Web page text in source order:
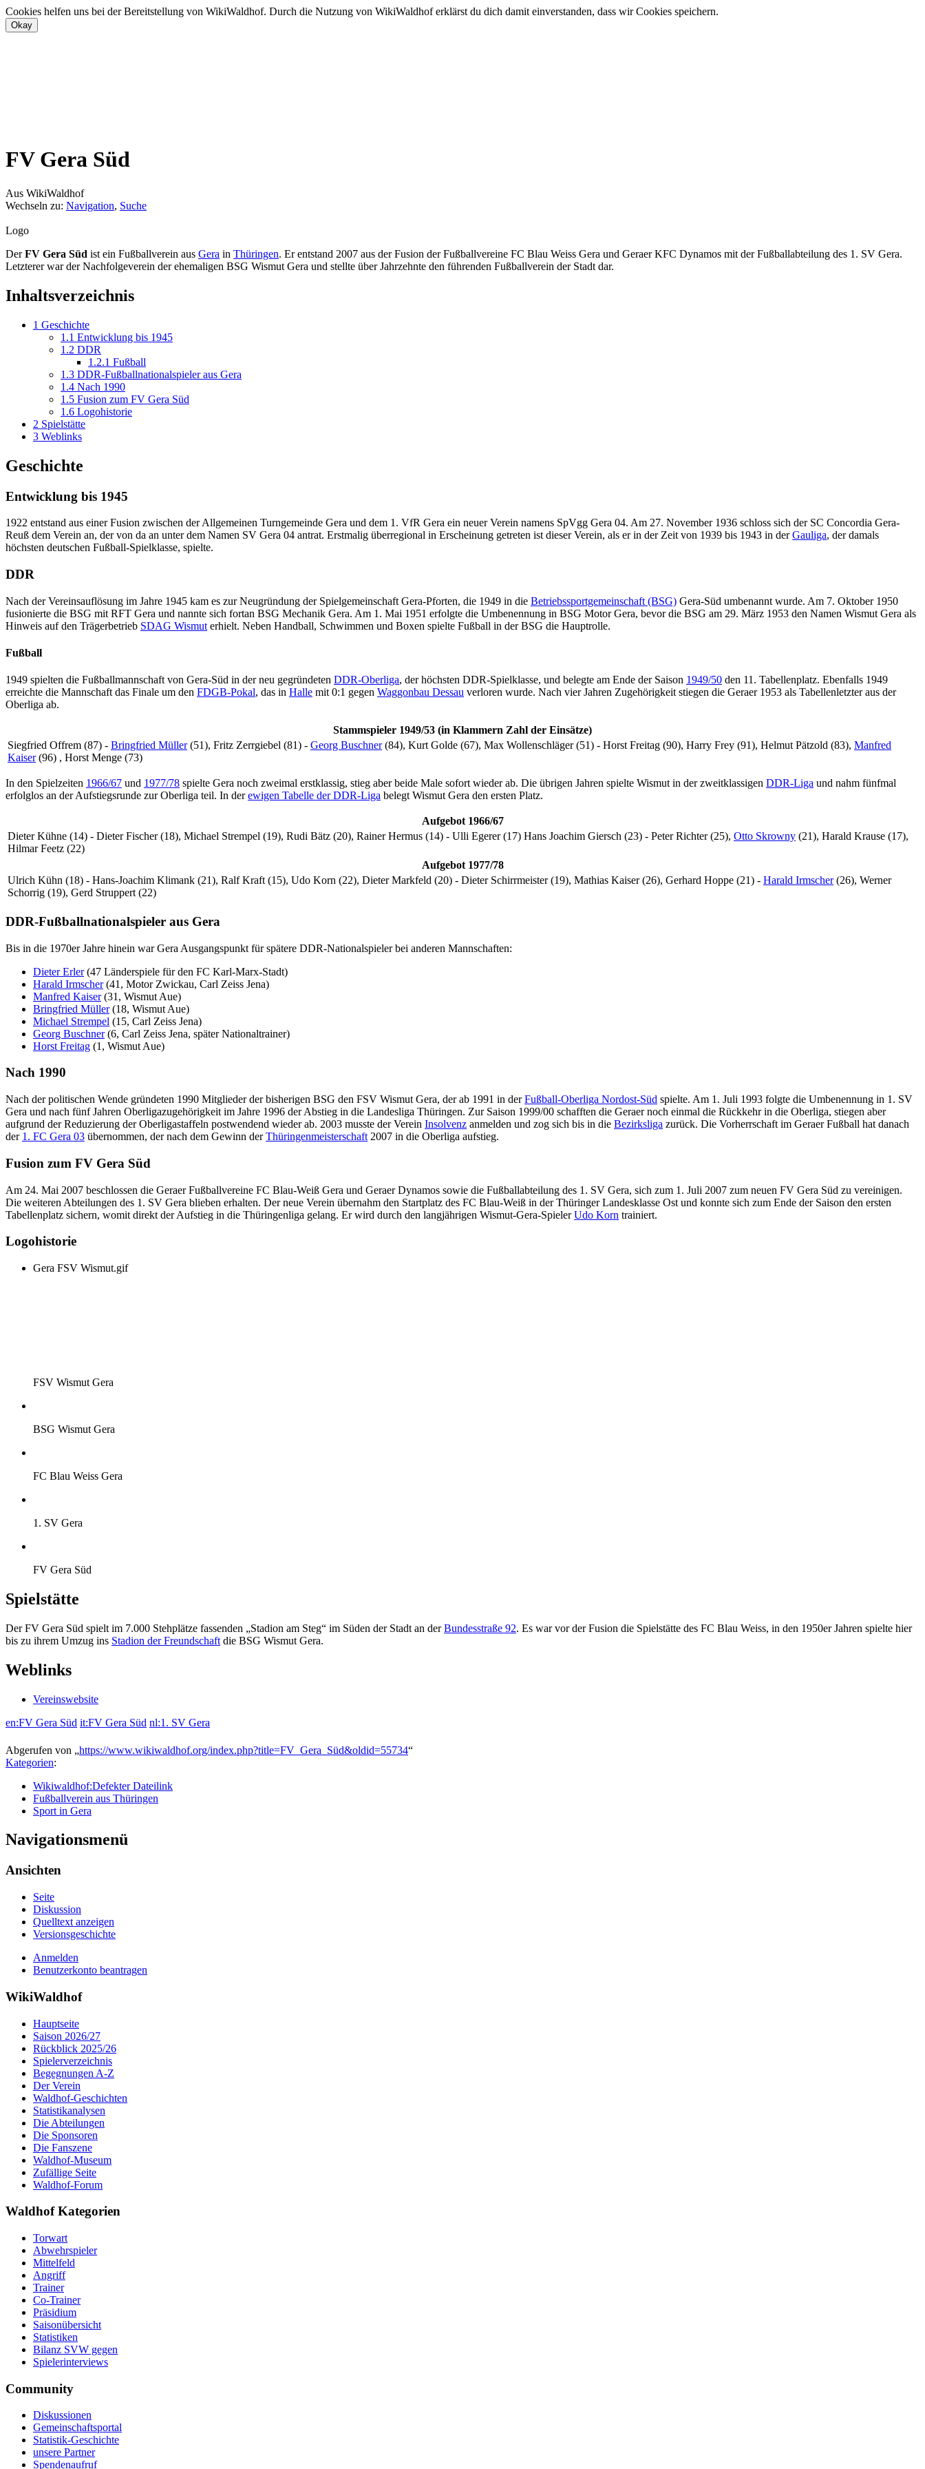
Cookies helfen uns bei der Bereitstellung von WikiWaldhof. Durch die Nutzung von WikiWaldhof erklärst du dich damit einverstanden, dass wir Cookies speichern.
FV Gera Süd
Aus WikiWaldhof
Wechseln zu: Navigation, Suche
Logo
DerFV Gera Süd ist ein Fußballverein aus Gera in Thüringen. Er entstand 2007 aus der Fusion der Fußballvereine FC Blau Weiss Gera und Geraer KFC Dynamos mit der Fußballabteilung des 1. SV Gera.
Letzterer war der Nachfolgeverein der ehemaligen BSG Wismut Gera und stellte über Jahrzehnte den führenden Fußballverein der Stadt dar.
Inhaltsverzeichnis
1 Geschichte
1.1 Entwicklung bis 1945
1.2 DDR
1.2.1 Fußball
1.3 DDR-Fußballnationalspieler aus Gera
1.4 Nach 1990
1.5 Fusion zum FV Gera Süd
1.6 Logohistorie
2 Spielstätte
3 Weblinks
Geschichte
Entwicklung bis 1945
1922 entstand aus einer Fusion zwischen der Allgemeinen Turngemeinde Gera und dem 1. VfR Gera ein neuer Verein namens SpVgg Gera 04. Am 27. November 1936 schloss sich der SC Concordia Gera-
Reuß dem Verein an, der von da an unter dem Namen SV Gera 04 antrat. Erstmalig überregional in Erscheinung getreten ist dieser Verein, als er in der Zeit von 1939 bis 1943 in derGauliga, der damals
höchsten deutschen Fußball-Spielklasse, spielte.
DDR
Nach der Vereinsauflösung im Jahre 1945 kam es zur Neugründung der Spielgemeinschaft Gera-Pforten, die 1949 in die Betriebssportgemeinschaft (BSG) Gera-Süd umbenannt wurde. Am 7. Oktober 1950
fusionierte die BSG mit RFT Gera und nannte sich fortan BSG Mechanik Gera. Am 1. Mai 1951 erfolgte die Umbenennung in BSG Motor Gera, bevor die BSG am 29. März 1953 den Namen Wismut Gera als
Hinweis auf den Trägerbetrieb SDAG Wismut erhielt. Neben Handball, Schwimmen und Boxen spielte Fußball in der BSG die Hauptrolle.
Fußball
1949 spielten die Fußballmannschaft von Gera-Süd in der neu gegründeten DDR-Oberliga, der höchsten DDR-Spielklasse, und belegte am Ende der Saison 1949/50 den 11. Tabellenplatz. Ebenfalls 1949
erreichte die Mannschaft das Finale um den FDGB-Pokal, das in Halle mit 0:1 gegen Waggonbau Dessau verloren wurde. Nach vier Jahren Zugehörigkeit stiegen die Geraer 1953 als Tabellenletzter aus der
Oberliga ab.
Stammspieler 1949/53 (in Klammern Zahl der Einsätze)
Siegfried Offrem (87) - Bringfried Müller(51), Fritz Zerrgiebel (81) - Georg Buschner(84), Kurt Golde (67), Max Wollenschläger (51) - Horst Freitag (90), Harry Frey (91), Helmut Pätzold (83), Manfred
Kaiser(96) , Horst Menge (73)
In den Spielzeiten 1966/67 und 1977/78 spielte Gera noch zweimal erstklassig, stieg aber beide Male sofort wieder ab. Die übrigen Jahren spielte Wismut in der zweitklassigen DDR-Liga und nahm fünfmal
erfolglos an der Aufstiegsrunde zur Oberliga teil. In derewigen Tabelle der DDR-Liga belegt Wismut Gera den ersten Platz.
Aufgebot 1966/67
Dieter Kühne (14) - Dieter Fischer (18), Michael Strempel (19), Rudi Bätz (20), Rainer Hermus (14) - Ulli Egerer (17) Hans Joachim Giersch (23) - Peter Richter (25), Otto Skrowny (21), Harald Krause (17),
Hilmar Feetz (22)
Aufgebot 1977/78
Ulrich Kühn (18) - Hans-Joachim Klimank (21), Ralf Kraft (15), Udo Korn (22), Dieter Markfeld (20) - Dieter Schirrmeister (19), Mathias Kaiser (26), Gerhard Hoppe (21) - Harald Irmscher(26), Werner
Schorrig (19), Gerd Struppert (22)
DDR-Fußballnationalspieler aus Gera
Bis in die 1970er Jahre hinein war Gera Ausgangspunkt für spätere DDR-Nationalspieler bei anderen Mannschaften:
Dieter Erler(47 Länderspiele für den FC Karl-Marx-Stadt)
Harald Irmscher(41, Motor Zwickau, Carl Zeiss Jena)
Manfred Kaiser(31, Wismut Aue)
Bringfried Müller(18, Wismut Aue)
Michael Strempel (15, Carl Zeiss Jena)
Georg Buschner(6, Carl Zeiss Jena, später Nationaltrainer)
Horst Freitag (1, Wismut Aue)
Nach 1990
Nach der politischen Wende gründeten 1990 Mitglieder der bisherigen BSG den FSV Wismut Gera, der ab 1991 in derFußball-Oberliga Nordost-Süd spielte. Am 1. Juli 1993 folgte die Umbenennung in 1. SV
Gera und nach fünf Jahren Oberligazugehörigkeit im Jahre 1996 der Abstieg in die Landesliga Thüringen. Zur Saison 1999/00 schafften die Geraer noch einmal die Rückkehr in die Oberliga, stiegen aber
aufgrund der Reduzierung der Oberligastaffeln postwendend wieder ab. 2003 musste der Verein Insolvenz anmelden und zog sich bis in die Bezirksliga zurück. Die Vorherrschaft im Geraer Fußball hat danach
der 1. FC Gera 03 übernommen, der nach dem Gewinn derThüringenmeisterschaft 2007 in die Oberliga aufstieg.
Fusion zum FV Gera Süd
Am 24. Mai 2007 beschlossen die Geraer Fußballvereine FC Blau-Weiß Gera und Geraer Dynamos sowie die Fußballabteilung des 1. SV Gera, sich zum 1. Juli 2007 zum neuen FV Gera Süd zu vereinigen.
Die weiteren Abteilungen des 1. SV Gera blieben erhalten. Der neue Verein übernahm den Startplatz des FC Blau-Weiß in der Thüringer Landesklasse Ost und konnte sich zum Ende der Saison den ersten
Tabellenplatz sichern, womit direkt der Aufstieg in die Thüringenliga gelang. Er wird durch den langjährigen Wismut-Gera-SpielerUdo Korn trainiert.
Logohistorie
Gera FSV Wismut.gif
FSV Wismut Gera
BSG Wismut Gera
FC Blau Weiss Gera
1. SV Gera
FV Gera Süd
Spielstätte
Der FV Gera Süd spielt im 7.000 Stehplätze fassenden „Stadion am Steg“ im Süden der Stadt an derBundesstraße 92. Es war vor der Fusion die Spielstätte des FC Blau Weiss, in den 1950er Jahren spielte hier
bis zu ihrem Umzug ins Stadion der Freundschaft die BSG Wismut Gera.
Weblinks
Vereinswebsite
en:FV Gera Süd it:FV Gera Süd nl:1. SV Gera
Abgerufen von „https://www.wikiwaldhof.org/index.php?title=FV_Gera_Süd&oldid=55734“
Kategorien:
Wikiwaldhof:Defekter Dateilink
Fußballverein aus Thüringen
Sport in Gera
Navigationsmenü
Ansichten
Seite
Diskussion
Quelltext anzeigen
Versionsgeschichte
Anmelden
Benutzerkonto beantragen
WikiWaldhof
Hauptseite
Saison 2026/27
Rückblick 2025/26
Spielerverzeichnis
Begegnungen A-Z
Der Verein
Waldhof-Geschichten
Statistikanalysen
Die Abteilungen
Die Sponsoren
Die Fanszene
Waldhof-Museum
Zufällige Seite
Waldhof-Forum
Waldhof Kategorien
Torwart
Abwehrspieler
Mittelfeld
Angriff
Trainer
Co-Trainer
Präsidium
Saisonübersicht
Statistiken
Bilanz SVW gegen
Spielerinterviews
Community
Diskussionen
Gemeinschaftsportal
Statistik-Geschichte
unsere Partner
Spendenaufruf